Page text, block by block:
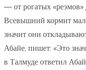
— от рогатых «реэмов»
Всевышний кормит
значит они
Абайе, пишет: «Это
в Талмуде ответил